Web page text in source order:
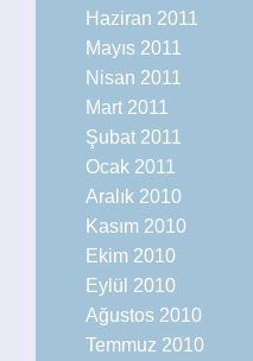
Haziran 2011
Mayıs 2011
Nisan 2011
Mart 2011
Şubat 2011
Ocak 2011
Aralık 2010
Kasım 2010
Ekim 2010
Eylül 2010
Ağustos 2010
Temmuz 2010